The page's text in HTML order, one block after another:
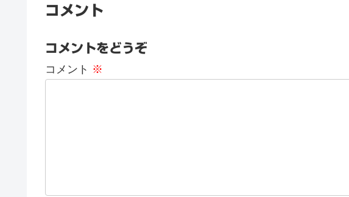
コメント
コメントをどうぞ
コメント ※